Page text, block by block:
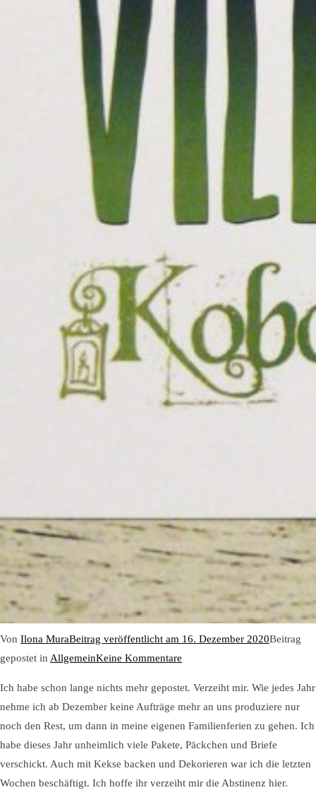
Von Ilona MuraBeitrag veröffentlicht am 16. Dezember 2020Beitrag
gepostet in AllgemeinKeine Kommentare
Ich habe schon lange nichts mehr gepostet. Verzeiht mir. Wie jedes Jahr
nehme ich ab Dezember keine Aufträge mehr an uns produziere nur
noch den Rest, um dann in meine eigenen Familienferien zu gehen. Ich
habe dieses Jahr unheimlich viele Pakete, Päckchen und Briefe
verschickt. Auch mit Kekse backen und Dekorieren war ich die letzten
Wochen beschäftigt. Ich hoffe ihr verzeiht mir die Abstinenz hier.